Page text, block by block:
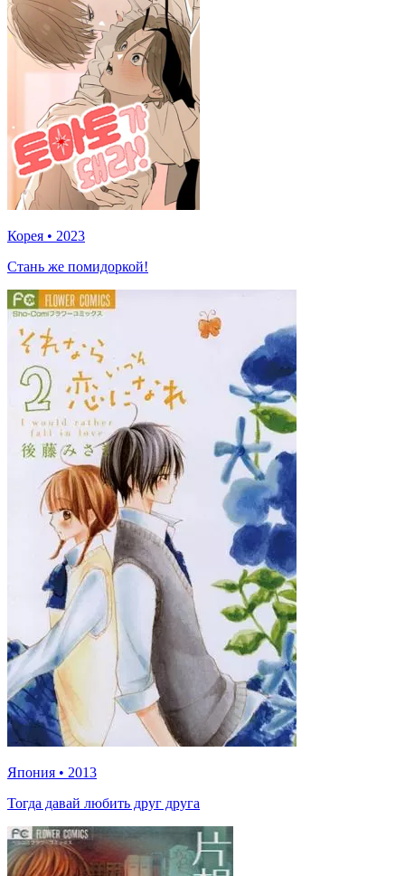
Корея • 2023
Стань же помидоркой!
Япония • 2013
Тогда давай любить друг друга